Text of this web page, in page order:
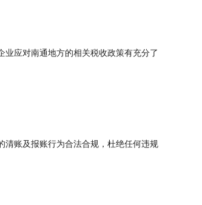
应对南通地方的相关税收政策有充分了
账及报账行为合法合规，杜绝任何违规